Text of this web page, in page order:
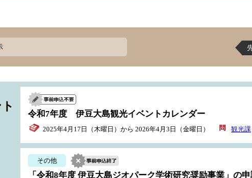
令和7年度 伊豆大島観光イベントカレンダー
2025年4月17日（木曜日）から 2026年4月3日（金曜日） 観光課
その他
「令和8年度 伊豆大島ジオパーク学術研究奨励事業」の